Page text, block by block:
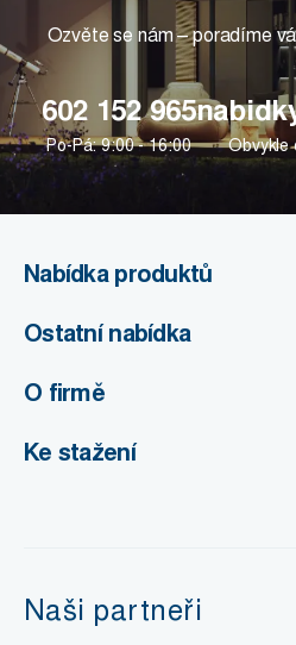
Ozvěte se nám – poradíme
602 152 965
Po-Pá: 9:00 - 16:00 Obvykle
Nabídka produktů
Ostatní nabídka
O firmě
Ke stažení
Naši partneři